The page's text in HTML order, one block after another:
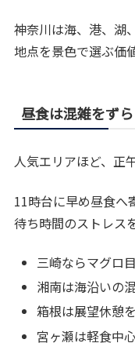
神奈川は海、港、湖
地点を景色で選ぶ価
昼食は混雑をず
人気エリアほど、正
11時台に早め昼食へ
待ち時間のストレス
三崎ならマグロ
湘南は海沿いの
箱根は展望休憩
宮ヶ瀬は軽食中